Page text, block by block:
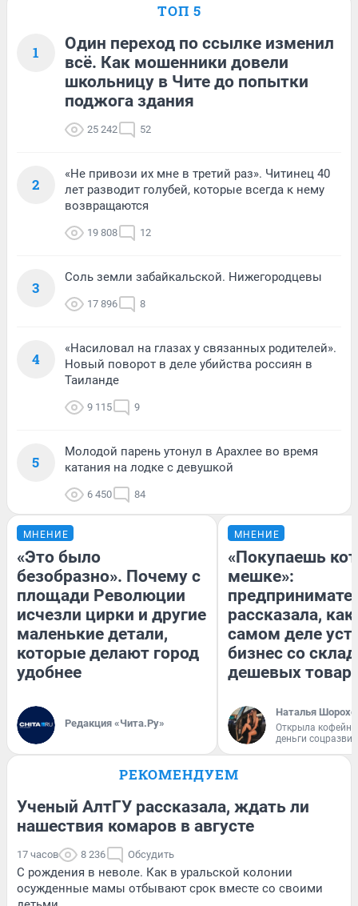
ТОП 5
1
Один переход по ссылке изменил
всё. Как мошенники довели
школьницу в Чите до попытки
поджога здания
25 242 52
2
«Не привози их мне в третий раз». Читинец 40
лет разводит голубей, которые всегда к нему
возвращаются
19 808 12
3
Соль земли забайкальской. Нижегородцевы
17 896 8
4
«Насиловал на глазах у связанных родителей».
Новый поворот в деле убийства россиян в
Таиланде
9 115 9
5
Молодой парень утонул в Арахлее во время
катания на лодке с девушкой
6 450 84
МНЕНИЕ
«Это было
безобразно». Почему с
площади Революции
исчезли цирки и другие
маленькие детали,
которые делают город
удобнее
Редакция «Чита.Ру»
МНЕНИЕ
«Покупаешь
мешке»:
рассказала, как
самом деле
бизнес со
дешевых
Наталья
Открыла
деньги
РЕКОМЕНДУЕМ
Ученый АлтГУ рассказала, ждать ли
нашествия комаров в августе
17 часов 8 236 Обсудить
С рождения в неволе. Как в уральской колонии
осужденные мамы отбывают срок вместе со своими